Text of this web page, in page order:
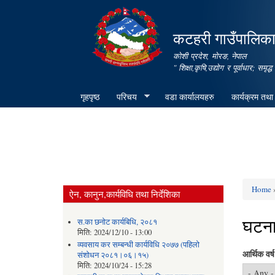
कटहरी
कोशी प्रदेश, मोरङ, नेपाल
" शिक्षा,कृषि,उद्योग र पूर्वाधार;
गृहपृष्ठ परिचय वडा कार्यालयहरु कार्यक्रम तथा
ऐन, कानुन,कार्यविधि तथा निर्देशिका
स.का छनोट कार्यबिधि, २०८१
मिति: 2024/12/10 - 13:00
व्यवसाय कर सम्बन्धी कार्यविधि २०७७ (पहिलो
संशोधन २०८१।०६।१५)
मिति: 2024/10/24 - 15:28
You
Home
आर्थिक वर्ष